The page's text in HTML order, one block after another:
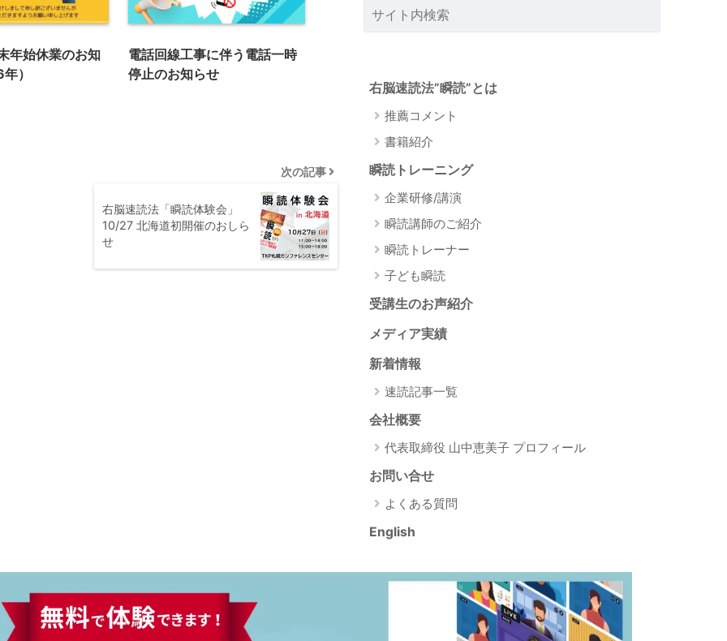
年始休業のお知
）
電話回線工事に伴う電話一時
停止のお知らせ
次の記事
右脳速読法「瞬読体験会」
10/27 北海道初開催のおしら
せ
右脳速読法”瞬読”とは
推薦コメント
書籍紹介
瞬読トレーニング
企業研修/講演
瞬読講師のご紹介
瞬読トレーナー
子ども瞬読
受講生のお声紹介
メディア実績
新着情報
速読記事一覧
会社概要
代表取締役 山中恵美子 プロフィール
お問い合せ
よくある質問
English